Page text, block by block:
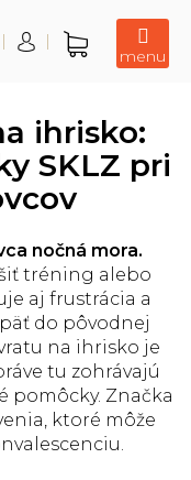
Nákupný
ihrisko:
SKLZ pri
nočná mora.
tréning alebo
aj frustrácia a
do pôvodnej
na ihrisko je
tu zohrávajú
pomôcky. Značka
ktoré môže